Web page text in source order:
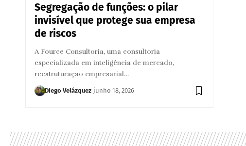
Segregação de funções: o pilar
invisível que protege sua empresa
de riscos
A Fource Consultoria, uma consultoria
especializada em inteligência de mercado,
reestruturação empresarial…
Diego Velázquez junho 18, 2026